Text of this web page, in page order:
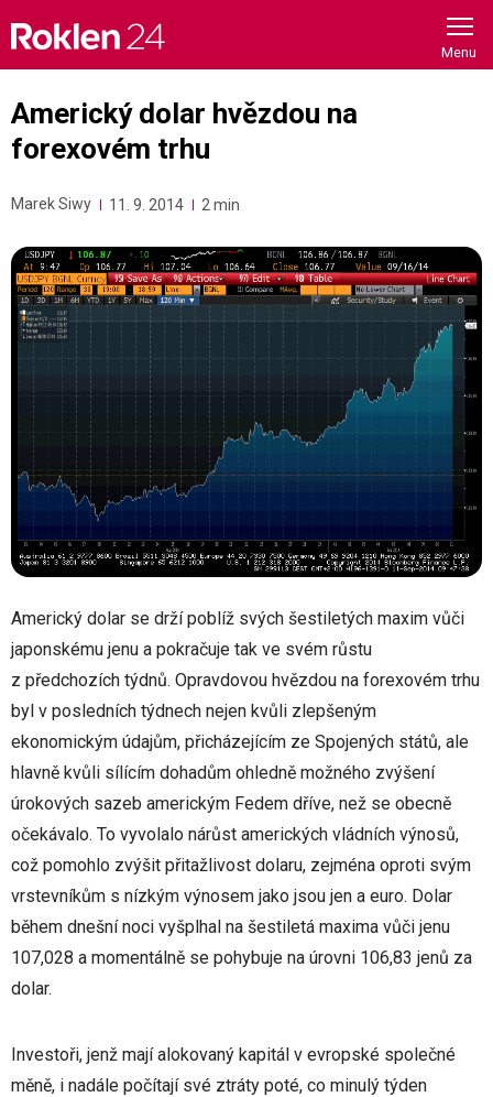
content
Americký dolar hvězdou na
forexovém trhu
Marek Siwy 11. 9. 2014 2 min
Americký dolar se drží poblíž svých šestiletých maxim vůči
japonskému jenu a pokračuje tak ve svém růstu
z předchozích týdnů. Opravdovou hvězdou na forexovém trhu
byl v posledních týdnech nejen kvůli zlepšeným
ekonomickým údajům, přicházejícím ze Spojených států, ale
hlavně kvůli sílícím dohadům ohledně možného zvýšení
úrokových sazeb americkým Fedem dříve, než se obecně
očekávalo. To vyvolalo nárůst amerických vládních výnosů,
což pomohlo zvýšit přitažlivost dolaru, zejména oproti svým
vrstevníkům s nízkým výnosem jako jsou jen a euro. Dolar
během dnešní noci vyšplhal na šestiletá maxima vůči jenu
107,028 a momentálně se pohybuje na úrovni 106,83 jenů za
dolar.
Investoři, jenž mají alokovaný kapitál v evropské společné
měně, i nadále počítají své ztráty poté, co minulý týden